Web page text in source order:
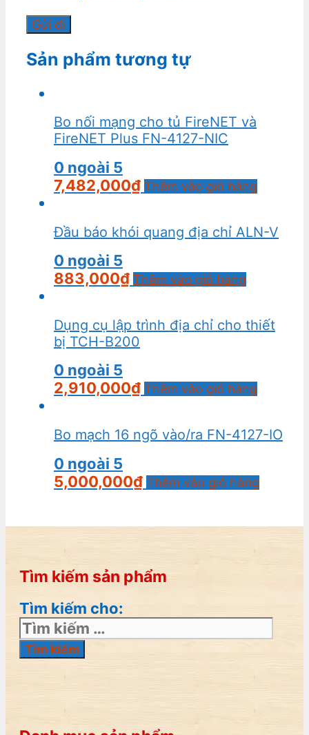
Sản phẩm tương tự
Bo nối mạng cho tủ FireNET và
FireNET Plus FN-4127-NIC
0 ngoài 5
7,482,000₫ Thêm vào giỏ hàng
Đầu báo khói quang địa chỉ ALN-V
0 ngoài 5
883,000₫ Thêm vào giỏ hàng
Dụng cụ lập trình địa chỉ cho thiết
bị TCH-B200
0 ngoài 5
2,910,000₫ Thêm vào giỏ hàng
Bo mạch 16 ngõ vào/ra FN-4127-IO
0 ngoài 5
5,000,000₫ Thêm vào giỏ hàng
Tìm kiếm sản phẩm
Tìm kiếm cho: